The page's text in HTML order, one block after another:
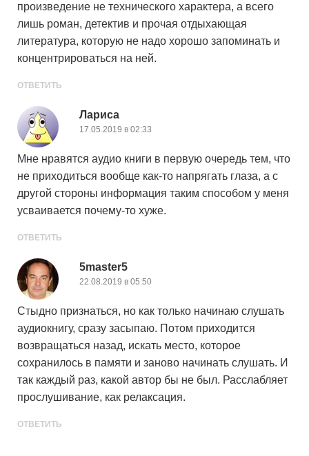
произведение не технического характера, а всего
лишь роман, детектив и прочая отдыхающая
литература, которую не надо хорошо запоминать и
концентрироваться на ней.
ОТВЕТИТЬ
Лариса
17.05.2019 в 02:33
Мне нравятся аудио книги в первую очередь тем, что
не приходиться вообще как-то напрягать глаза, а с
другой стороны информация таким способом у меня
усваивается почему-то хуже.
ОТВЕТИТЬ
5master5
22.08.2019 в 05:50
Стыдно признаться, но как только начинаю слушать
аудиокнигу, сразу засыпаю. Потом приходится
возвращаться назад, искать место, которое
сохранилось в памяти и заново начинать слушать. И
так каждый раз, какой автор бы не был. Расслабляет
прослушивание, как релаксация.
ОТВЕТИТЬ